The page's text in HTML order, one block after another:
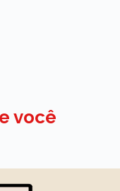
você